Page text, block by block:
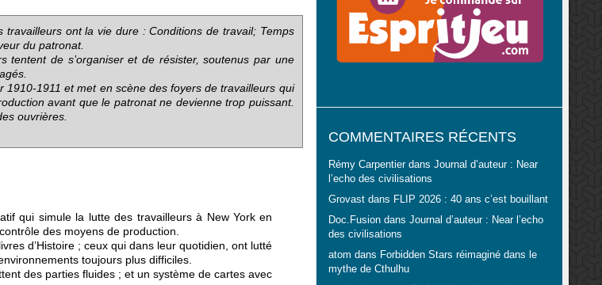
ont la vie dure : Conditions de travail; Temps
du patronat.
de s’organiser et de résister, soutenus par une
1910-1911 et met en scène des foyers de travailleurs qui
avant que le patronat ne devienne trop puissant.
ouvrières.
qui simule la lutte des travailleurs à New York en
des moyens de production.
d’Histoire ; ceux qui dans leur quotidien, ont lutté
toujours plus difficiles.
des parties fluides ; et un système de cartes avec
COMMENTAIRES RÉCENTS
Rémy Carpentierdans Journal d’auteur : Near
l’echo des civilisations
Grovastdans FLIP 2026 : 40 ans c’est bouillant
Doc.Fusiondans Journal d’auteur : Near l’echo
des civilisations
atom dans Forbidden Stars réimaginé dans le
mythe de Cthulhu